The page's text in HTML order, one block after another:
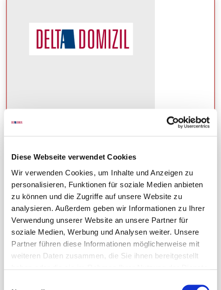
Diese Webseite verwendet Cookies
Wir verwenden Cookies, um Inhalte und Anzeigen zu
personalisieren, Funktionen für soziale Medien anbieten
zu können und die Zugriffe auf unsere Website zu
analysieren. Außerdem geben wir Informationen zu Ihrer
Verwendung unserer Website an unsere Partner für
soziale Medien, Werbung und Analysen weiter. Unsere
Partner führen diese Informationen möglicherweise mit
weiteren Daten zusammen, die Sie ihnen bereitgestellt
Schöne 3-Zimmer-Wohnung in
Hannover-Misburg, direkter Kontakt:
0511-2800618
Kaufpreis
auf Anfrage